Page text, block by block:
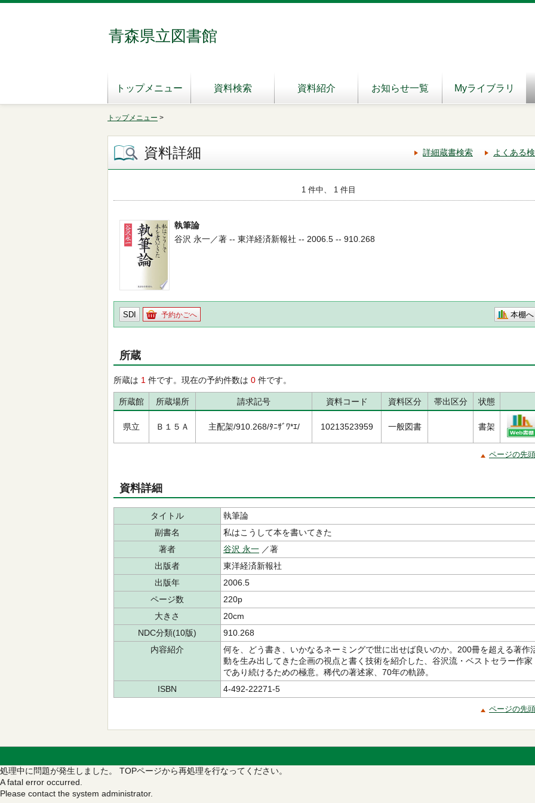
青森県立図書館
トップメニュー 資料検索 資料紹介 お知らせ一覧 Myライブラリ
トップメニュー >
資料詳細 詳細蔵書検索 よくある
1 件中、 1 件目
執筆論
谷沢 永一／著 -- 東洋経済新報社 -- 2006.5 -- 910.268
SDI 予約かごへ 本棚へ
所蔵
所蔵は 1 件です。現在の予約件数は 0 件です。
所蔵館 所蔵場所 請求記号 資料コード 資料区分 帯出区分 状態
県立 Ｂ１５Ａ 主配架/910.268/ﾀﾆｻﾞﾜ*ｴ/ 10213523959 一般図書 書架
ページの先
資料詳細
タイトル
執筆論
副書名
私はこうして本を書いてきた
著者
谷沢 永一 ／著
出版者
東洋経済新報社
出版年
2006.5
ページ数
220p
大きさ
20cm
NDC分類(10版)
910.268
内容紹介
何を、どう書き、いかなるネーミングで世に出せば良いのか。200冊を超える著作
動を生み出してきた企画の視点と書く技術を紹介した、谷沢流・ベストセラー作家
であり続けるための極意。稀代の著述家、70年の軌跡。
ISBN
4-492-22271-5
ページの先
処理中に問題が発生しました。 TOPページから再処理を行なってください。
A fatal error occurred.
Please contact the system administrator.